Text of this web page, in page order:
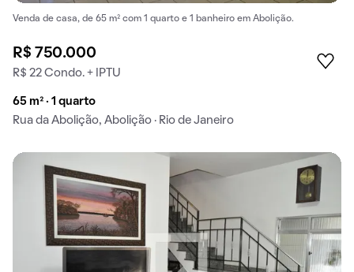
Venda de casa, de 65 m² com 1 quarto e 1 banheiro em Abolição.
R$ 750.000
R$ 22 Condo. + IPTU
65 m² · 1 quarto
Rua da Abolição, Abolição · Rio de Janeiro